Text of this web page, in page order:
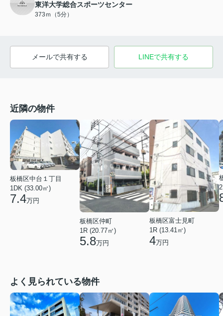
東洋大学総合スポーツセンター
373ｍ（5分）
メールで共有する LINEで共有する
近隣の物件
板橋区中台１丁目
1DK (33.00㎡)
7.4万円
板橋区仲町
1R (20.77㎡)
5.8万円
板橋区富士見町
1R (13.41㎡)
4万円
よく見られている物件